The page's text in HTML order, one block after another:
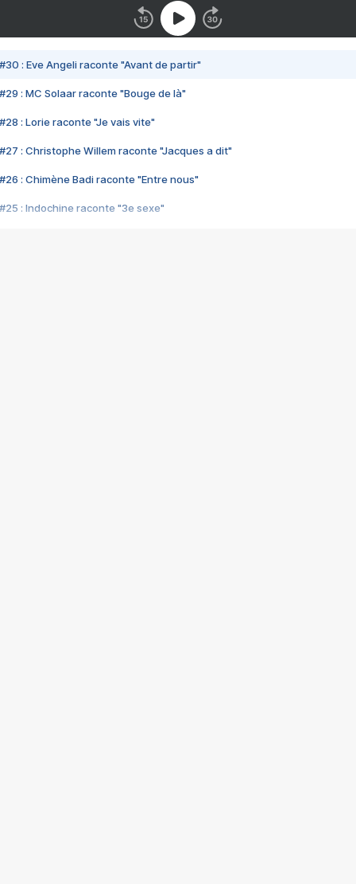
#30 : Eve Angeli raconte "Avant de partir"
#29 : MC Solaar raconte "Bouge de là"
#28 : Lorie raconte "Je vais vite"
#27 : Christophe Willem raconte "Jacques a dit"
#26 : Chimène Badi raconte "Entre nous"
#25 : Indochine raconte "3e sexe"